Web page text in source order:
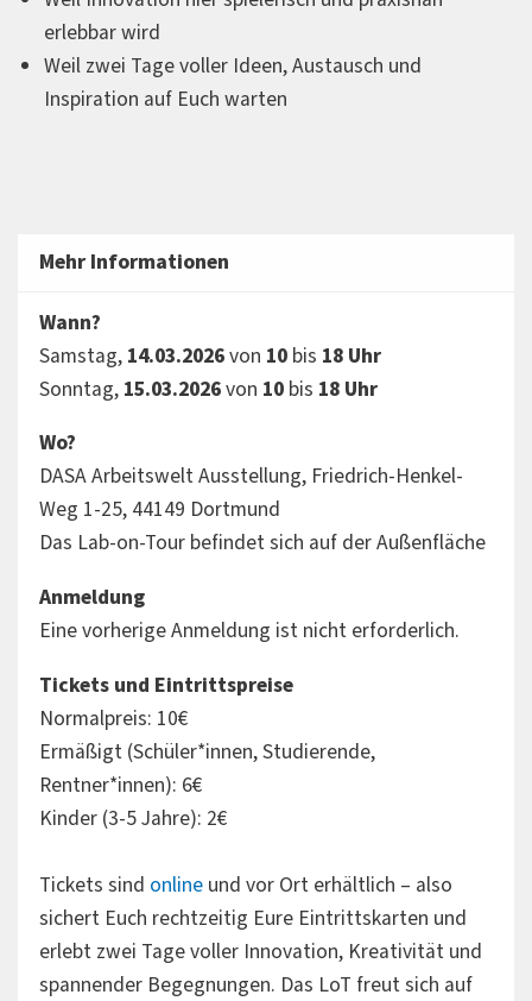
erlebbar wird
Weil zwei Tage voller Ideen, Austausch und
Inspiration auf Euch warten
Mehr Informationen
Wann?
Samstag, 14.03.2026von 10bis 18 Uhr
Sonntag, 15.03.2026von 10bis 18 Uhr
Wo?
DASA Arbeitswelt Ausstellung, Friedrich-Henkel-
Weg 1-25, 44149 Dortmund
Das Lab-on-Tour befindet sich auf der Außenfläche
Anmeldung
Eine vorherige Anmeldung ist nicht erforderlich.
Tickets und Eintrittspreise
Normalpreis: 10€
Ermäßigt (Schüler*innen, Studierende,
Rentner*innen): 6€
Kinder (3-5 Jahre): 2€
Tickets sind onlineund vor Ort erhältlich – also
sichert Euch rechtzeitig Eure Eintrittskarten und
erlebt zwei Tage voller Innovation, Kreativität und
spannender Begegnungen. Das LoT freut sich auf